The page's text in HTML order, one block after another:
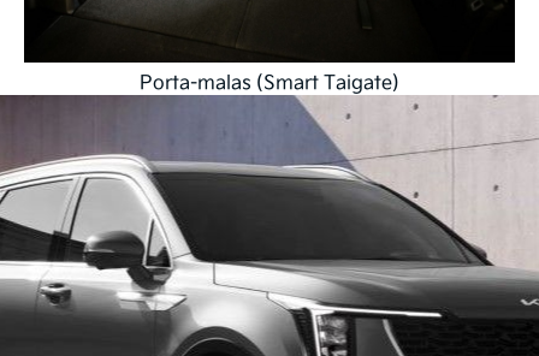
Porta-malas (Smart Taigate)